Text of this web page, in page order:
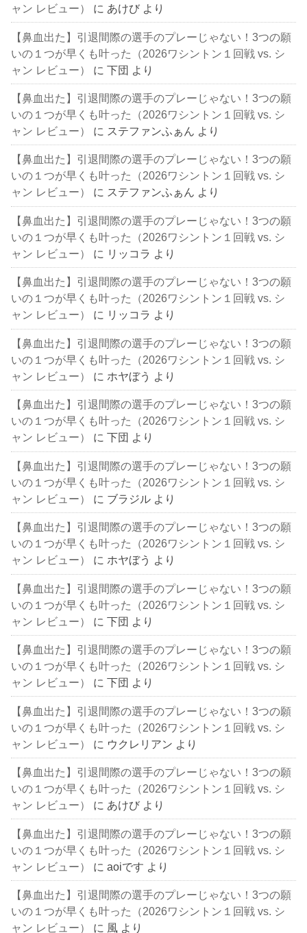
ャン レビュー）
に あけび より
【鼻血出た】引退間際の選手のプレーじゃない！3つの願
いの１つが早くも叶った（2026ワシントン１回戦 vs. シ
ャン レビュー）
に下団 より
【鼻血出た】引退間際の選手のプレーじゃない！3つの願
いの１つが早くも叶った（2026ワシントン１回戦 vs. シ
ャン レビュー）
に ステファンふぁん より
【鼻血出た】引退間際の選手のプレーじゃない！3つの願
いの１つが早くも叶った（2026ワシントン１回戦 vs. シ
ャン レビュー）
に ステファンふぁん より
【鼻血出た】引退間際の選手のプレーじゃない！3つの願
いの１つが早くも叶った（2026ワシントン１回戦 vs. シ
ャン レビュー）
に リッコラ より
【鼻血出た】引退間際の選手のプレーじゃない！3つの願
いの１つが早くも叶った（2026ワシントン１回戦 vs. シ
ャン レビュー）
に リッコラ より
【鼻血出た】引退間際の選手のプレーじゃない！3つの願
いの１つが早くも叶った（2026ワシントン１回戦 vs. シ
ャン レビュー）
に ホヤぼう より
【鼻血出た】引退間際の選手のプレーじゃない！3つの願
いの１つが早くも叶った（2026ワシントン１回戦 vs. シ
ャン レビュー）
に下団 より
【鼻血出た】引退間際の選手のプレーじゃない！3つの願
いの１つが早くも叶った（2026ワシントン１回戦 vs. シ
ャン レビュー）
に ブラジル より
【鼻血出た】引退間際の選手のプレーじゃない！3つの願
いの１つが早くも叶った（2026ワシントン１回戦 vs. シ
ャン レビュー）
に ホヤぼう より
【鼻血出た】引退間際の選手のプレーじゃない！3つの願
いの１つが早くも叶った（2026ワシントン１回戦 vs. シ
ャン レビュー）
に下団 より
【鼻血出た】引退間際の選手のプレーじゃない！3つの願
いの１つが早くも叶った（2026ワシントン１回戦 vs. シ
ャン レビュー）
に下団 より
【鼻血出た】引退間際の選手のプレーじゃない！3つの願
いの１つが早くも叶った（2026ワシントン１回戦 vs. シ
ャン レビュー）
に ウクレリアン より
【鼻血出た】引退間際の選手のプレーじゃない！3つの願
いの１つが早くも叶った（2026ワシントン１回戦 vs. シ
ャン レビュー）
に あけび より
【鼻血出た】引退間際の選手のプレーじゃない！3つの願
いの１つが早くも叶った（2026ワシントン１回戦 vs. シ
ャン レビュー）
にaoiです より
【鼻血出た】引退間際の選手のプレーじゃない！3つの願
いの１つが早くも叶った（2026ワシントン１回戦 vs. シ
ャン レビュー）
に 風 より